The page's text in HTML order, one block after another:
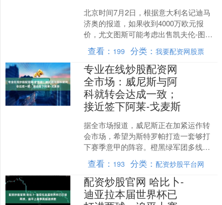
北京时间7月2日，根据意大利名记迪马
济奥的报道，如果收到4000万欧元报
价，尤文图斯可能考虑出售凯夫伦-图拉
姆。 该报道指出，尤文有意留住凯夫伦-
图拉姆，虽然他....
查看： 199 分类： 我要配资网股票
专业在线炒股配资网
全市场：威尼斯与阿
科就转会达成一致；
接近签下阿莱-戈麦斯
据全市场报道，威尼斯正在加紧运作转
会市场，希望为斯特罗帕打造一套够打
下赛季意甲的阵容。橙黑绿军团多线推
进，最近几小时在锋线和后防都取得了
重要进展。 威尼斯已与阿....
查看： 193 分类： 配资炒股平台网
配资炒股官网 哈比卜-
迪亚拉本届世界杯已